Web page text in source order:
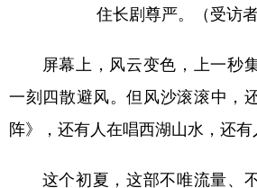
住长剧尊严。（受访者
屏幕上，风云变色，上一秒集
一刻四散避风。但风沙滚滚中，
阵》，还有人在唱西湖山水，还有
这个初夏，这部不唯流量、不